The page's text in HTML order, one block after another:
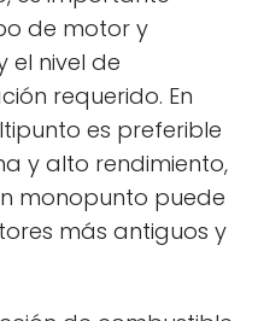
de motor y
el nivel de
requerido. En
es preferible
y alto rendimiento,
monopunto puede
más antiguos y